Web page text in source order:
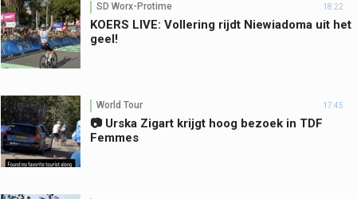
SD Worx-Protime 18:22
KOERS LIVE: Vollering rijdt Niewiadoma uit het
geel!
World Tour 17:45
📷 Urska Zigart krijgt hoog bezoek in TDF
Femmes